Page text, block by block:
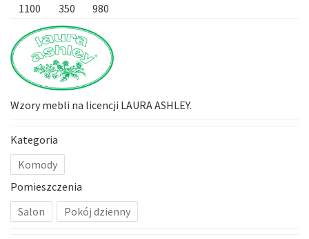
1100 350 980
Wzory mebli na licencji LAURA ASHLEY.
Kategoria
Komody
Pomieszczenia
Salon
Pokój dzienny